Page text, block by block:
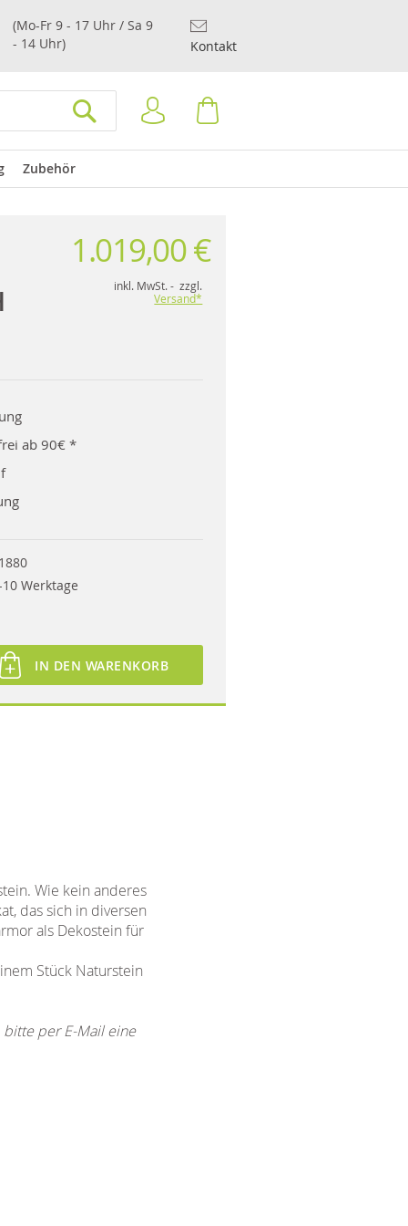
(Mo-Fr 9 - 17 Uhr / Sa 9
- 14 Uhr)
Kontakt
Anmelden
Zubehör
1.019,00 €
inkl. MwSt. - zzgl.
Versand*
ab 90€ *
10 Werktage
IN DEN WARENKORB
Wie kein anderes
das sich in diversen
als Dekostein für
Stück Naturstein
per E-Mail eine